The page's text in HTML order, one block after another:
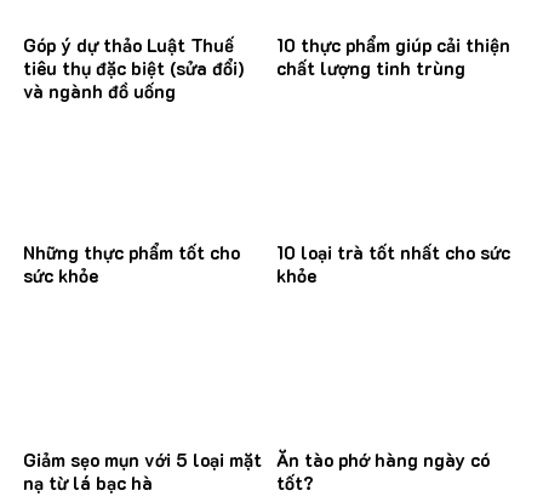
Góp ý dự thảo Luật Thuế
tiêu thụ đặc biệt (sửa đổi)
và ngành đồ uống
10 thực phẩm giúp cải thiện
chất lượng tinh trùng
Những thực phẩm tốt cho
sức khỏe
10 loại trà tốt nhất cho sức
khỏe
Giảm sẹo mụn với 5 loại mặt
nạ từ lá bạc hà
Ăn tào phớ hàng ngày có
tốt?